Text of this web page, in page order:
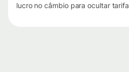
lucro no câmbio para ocultar